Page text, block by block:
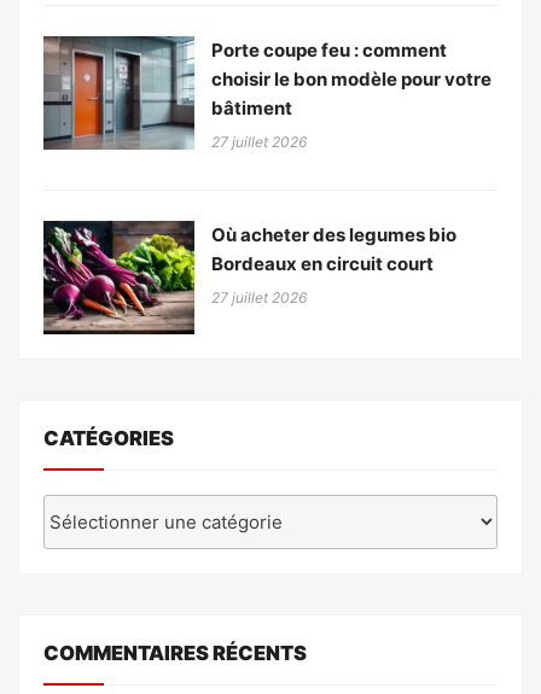
Porte coupe feu : comment
choisir le bon modèle pour votre
bâtiment
27 juillet 2026
Où acheter des legumes bio
Bordeaux en circuit court
27 juillet 2026
CATÉGORIES
COMMENTAIRES RÉCENTS